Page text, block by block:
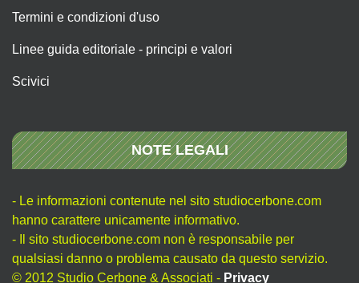
Termini e condizioni d'uso
Linee guida editoriale - principi e valori
Scivici
NOTE LEGALI
- Le informazioni contenute nel sito studiocerbone.com
hanno carattere unicamente informativo.
- Il sito studiocerbone.com non è responsabile per
qualsiasi danno o problema causato da questo servizio.
© 2012 Studio Cerbone & Associati - Privacy